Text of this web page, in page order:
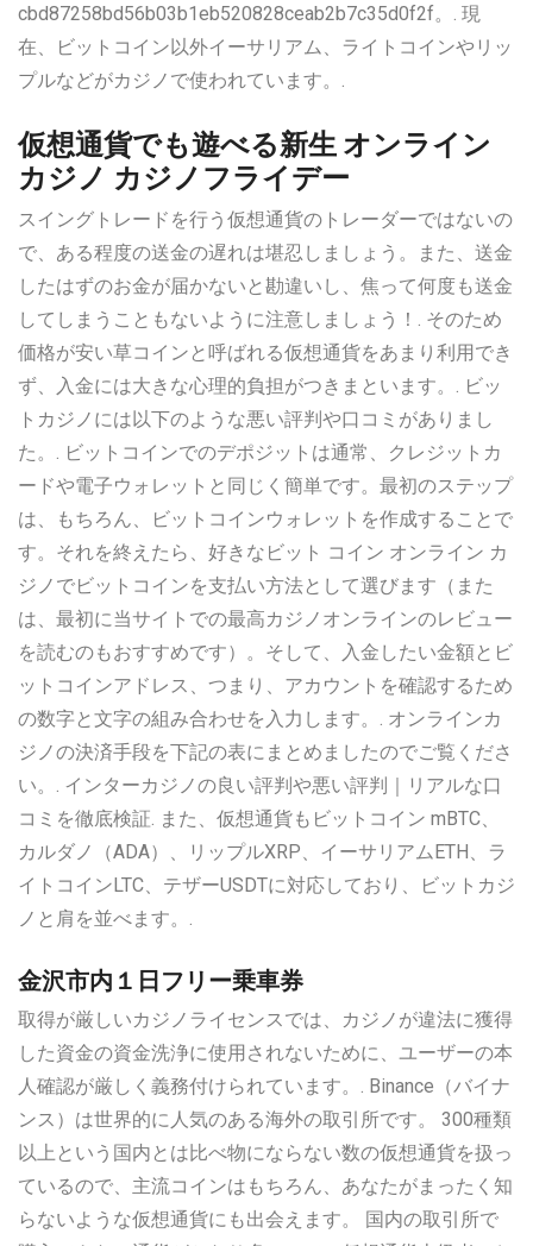
cbd87258bd56b03b1eb520828ceab2b7c35d0f2f。. 現
在、ビットコイン以外イーサリアム、ライトコインやリッ
プルなどがカジノで使われています。.
仮想通貨でも遊べる新生 オンライン
カジノ カジノフライデー
スイングトレードを行う仮想通貨のトレーダーではないの
で、ある程度の送金の遅れは堪忍しましょう。また、送金
したはずのお金が届かないと勘違いし、焦って何度も送金
してしまうこともないように注意しましょう！. そのため
価格が安い草コインと呼ばれる仮想通貨をあまり利用でき
ず、入金には大きな心理的負担がつきまといます。. ビッ
トカジノには以下のような悪い評判や口コミがありまし
た。. ビットコインでのデポジットは通常、クレジットカ
ードや電子ウォレットと同じく簡単です。最初のステップ
は、もちろん、ビットコインウォレットを作成することで
す。それを終えたら、好きなビット コイン オンライン カ
ジノでビットコインを支払い方法として選びます（また
は、最初に当サイトでの最高カジノオンラインのレビュー
を読むのもおすすめです）。そして、入金したい金額とビ
ットコインアドレス、つまり、アカウントを確認するため
の数字と文字の組み合わせを入力します。. オンラインカ
ジノの決済手段を下記の表にまとめましたのでご覧くださ
い。. インターカジノの良い評判や悪い評判｜リアルな口
コミを徹底検証. また、仮想通貨もビットコイン mBTC、
カルダノ（ADA）、リップルXRP、イーサリアムETH、ラ
イトコインLTC、テザーUSDTに対応しており、ビットカジ
ノと肩を並べます。.
金沢市内１日フリー乗車券
取得が厳しいカジノライセンスでは、カジノが違法に獲得
した資金の資金洗浄に使用されないために、ユーザーの本
人確認が厳しく義務付けられています。. Binance（バイナ
ンス）は世界的に人気のある海外の取引所です。 300種類
以上という国内とは比べ物にならない数の仮想通貨を扱っ
ているので、主流コインはもちろん、あなたがまったく知
らないような仮想通貨にも出会えます。 国内の取引所で